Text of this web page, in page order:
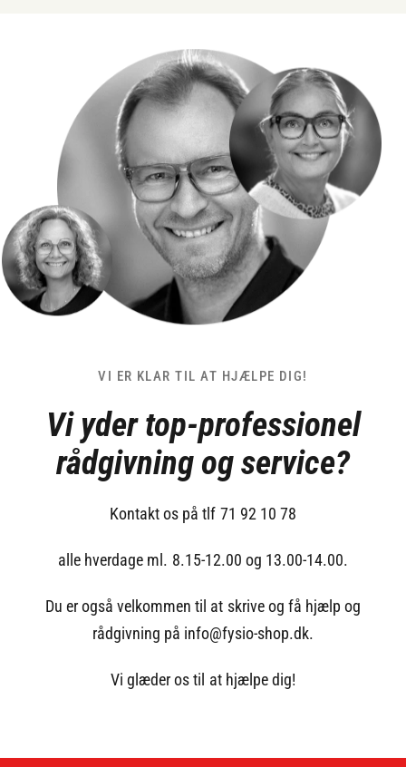
VI ER KLAR TIL AT HJÆLPE DIG!
Vi yder top-professionel
rådgivning og service?
Kontakt os på tlf 71 92 10 78
alle hverdage ml. 8.15-12.00 og 13.00-14.00.
Du er også velkommen til at skrive og få hjælp og
rådgivning på info@fysio-shop.dk.
Vi glæder os til at hjælpe dig!